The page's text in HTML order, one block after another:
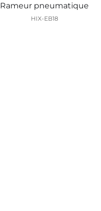
Rameur pneumatique
HIX-EB18